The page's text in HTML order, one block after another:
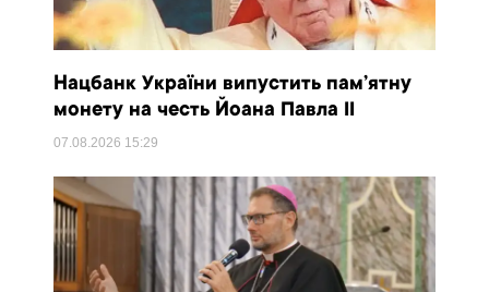
Нацбанк України випустить пам’ятну
монету на честь Йоана Павла II
07.08.2026 15:29